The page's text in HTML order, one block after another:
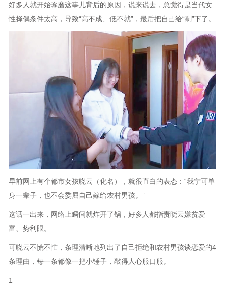
好多人就开始琢磨这事儿背后的原因，说来说去，总觉得是当代女
性择偶条件太高，导致“高不成、低不就”，最后把自己给“剩”下了。
早前网上有个都市女孩晓云（化名），就很直白的表态：“我宁可单
身一辈子，也不会委屈自己嫁给农村男孩。”
这话一出来，网络上瞬间就炸开了锅，好多人都指责晓云嫌贫爱
富、势利眼。
可晓云不慌不忙，条理清晰地列出了自己拒绝和农村男孩谈恋爱的4
条理由，每一条都像一把小锤子，敲得人心服口服。
1